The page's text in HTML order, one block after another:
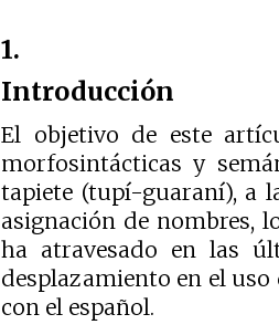
1.
Introducción
El objetivo de este
morfosintácticas y
tapiete (tupí-guaraní), a
asignación de nombres,
ha atravesado en las
desplazamiento en el
con el español.